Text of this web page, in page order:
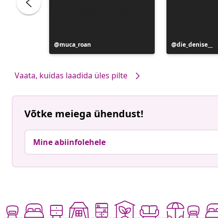
Postitus
avaldatud
muca_roan
Postitus
avaldatud
die_denise__
Vaata, kuidas laadida üles pilte
Võtke meiega ühendust!
Mine abiinfolehele